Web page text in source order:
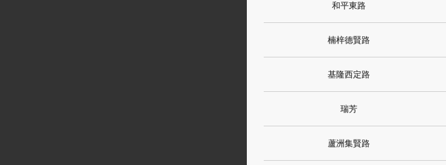
和平東路
楠梓德賢路
基隆西定路
瑞芳
蘆洲集賢路